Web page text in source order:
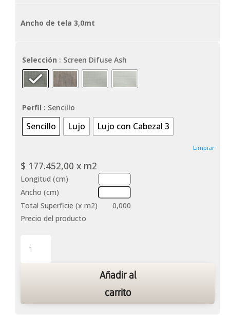
Ancho de tela 3,0mt
Selección : Screen Difuse Ash
Perfil : Sencillo
Sencillo Lujo Lujo con Cabezal 3
Limpiar
$ 177.452,00 x m2
Longitud (cm)
Ancho (cm)
Total Superficie (x m2)
0,000
Precio del producto
Screen
Añadir al
carrito